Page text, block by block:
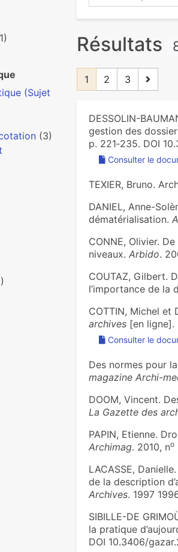
Résultats
1 2 3
DESSOLIN-
gestion des
p. 221‑235. DOI
Consulter le
TEXIER, Bruno.
DANIEL, Anne-
dématérialisation.
CONNE, Olivier.
niveaux. Arbido.
COUTAZ, Gilbert.
l’importance de la
COTTIN, Michel et
archives[en ligne].
Consulter le
Des normes pour
magazine Archi-
DOOM, Vincent.
La Gazette des
PAPIN, Etienne.
Archimag. 2010, no
LACASSE,
de la description
Archives. 1997
SIBILLE-DE
la pratique
DOI 10.3406/
(Sujet
(3)